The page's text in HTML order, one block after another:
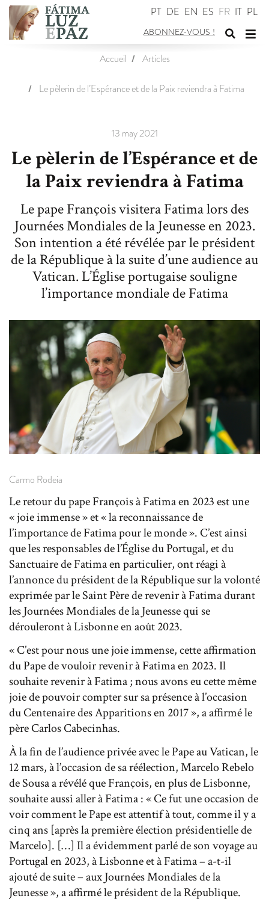
PT DE EN ES FR IT PL
ABONNEZ-VOUS !
de
Accueil Articles
Le pèlerin de l’Espérance et de la Paix reviendra à Fatima
13 may 2021
Le pèlerin de l’Espérance et de
la Paix reviendra à Fatima
Le pape François visitera Fatima lors des
Journées Mondiales de la Jeunesse en 2023.
Son intention a été révélée par le président
de la République à la suite d’une audience au
Vatican. L’Église portugaise souligne
l’importance mondiale de Fatima
Carmo Rodeia
Le retour du pape François à Fatima en 2023 est une
« joie immense » et « la reconnaissance de
l’importance de Fatima pour le monde ». C’est ainsi
que les responsables de l’Église du Portugal, et du
Sanctuaire de Fatima en particulier, ont réagi à
l’annonce du président de la République sur la volonté
exprimée par le Saint Père de revenir à Fatima durant
les Journées Mondiales de la Jeunesse qui se
dérouleront à Lisbonne en août 2023.
« C’est pour nous une joie immense, cette affirmation
du Pape de vouloir revenir à Fatima en 2023. Il
souhaite revenir à Fatima ; nous avons eu cette même
joie de pouvoir compter sur sa présence à l’occasion
du Centenaire des Apparitions en 2017 », a affirmé le
père Carlos Cabecinhas.
À la fin de l’audience privée avec le Pape au Vatican, le
12 mars, à l’occasion de sa réélection, Marcelo Rebelo
de Sousa a révélé que François, en plus de Lisbonne,
souhaite aussi aller à Fatima : « Ce fut une occasion de
voir comment le Pape est attentif à tout, comme il y a
cinq ans [après la première élection présidentielle de
Marcelo]. […] Il a évidemment parlé de son voyage au
Portugal en 2023, à Lisbonne et à Fatima – a-t-il
ajouté de suite – aux Journées Mondiales de la
Jeunesse », a affirmé le président de la République.